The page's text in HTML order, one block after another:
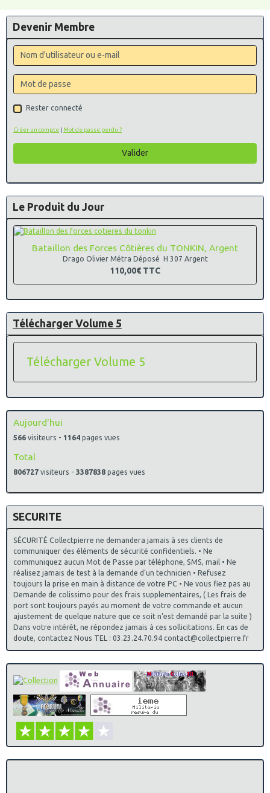
Devenir Membre
Rester connecté
Créer un compte | Mot de passe perdu ?
Valider
Le Produit du Jour
Bataillon des Forces Côtières du TONKIN, Argent
Drago Olivier Métra Déposé H 307 Argent
110,00€ TTC
Télécharger Volume 5
Télécharger Volume 5
Aujourd'hui
566 visiteurs - 1164 pages vues
Total
806727 visiteurs - 3387838 pages vues
SECURITE
SÉCURITÉ Collectpierre ne demandera jamais à ses clients de
communiquer des éléments de sécurité confidentiels. • Ne
communiquez aucun Mot de Passe par téléphone, SMS, mail • Ne
réalisez jamais de test à la demande d’un technicien • Refusez
toujours la prise en main à distance de votre PC • Ne vous fiez pas au
Demande de colissimo pour des frais supplementaires, ( Les frais de
port sont toujours payés au moment de votre commande et aucun
ajustement de quelque nature que ce soit n'est demandé par la suite )
Dans votre intérêt, ne répondez jamais à ces sollicitations. En cas de
doute, contactez Nous TEL : 03.23.24.70.94 contact@collectpierre.fr